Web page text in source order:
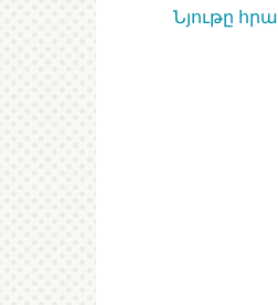
Նյութը